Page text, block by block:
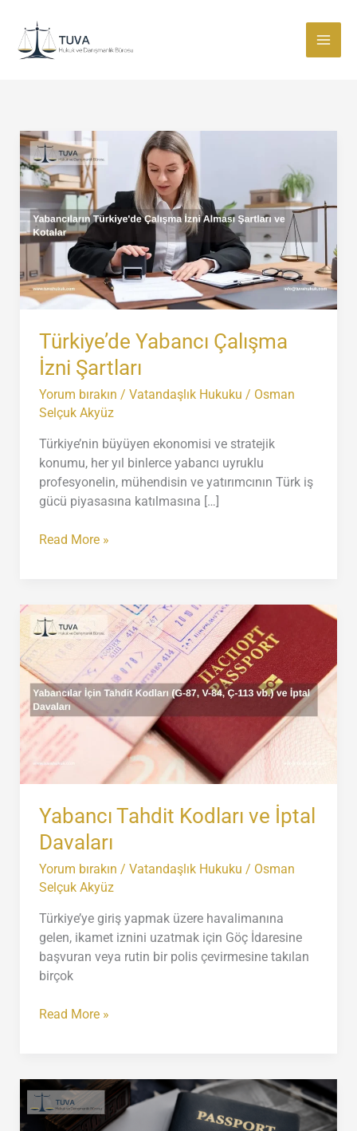
Türkiye’de Yabancı Çalışma
İzni Şartları
Yorum bırakın / Vatandaşlık Hukuku / Osman
Selçuk Akyüz
Türkiye’nin büyüyen ekonomisi ve stratejik
konumu, her yıl binlerce yabancı uyruklu
profesyonelin, mühendisin ve yatırımcının Türk iş
gücü piyasasına katılmasına […]
Türkiye’de
Şartları
Read More »
Yabancı Tahdit Kodları ve İptal
Davaları
Yorum bırakın / Vatandaşlık Hukuku / Osman
Selçuk Akyüz
Türkiye’ye giriş yapmak üzere havalimanına
gelen, ikamet iznini uzatmak için Göç İdaresine
başvuran veya rutin bir polis çevirmesine takılan
birçok
Yabancı
İptal
Davaları
Read More »